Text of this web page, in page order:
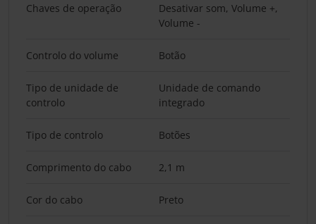
Chaves de operação
Desativar som, Volume +,
Volume -
Controlo do volume Botão
Tipo de unidade de
controlo
Unidade de comando
integrado
Tipo de controlo Botões
Comprimento do cabo 2,1 m
Cor do cabo Preto